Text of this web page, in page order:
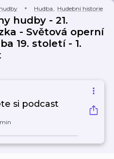
Hudba, Hudební historie
hudby - 21.
- Světová operní
19. století - 1.
si podcast